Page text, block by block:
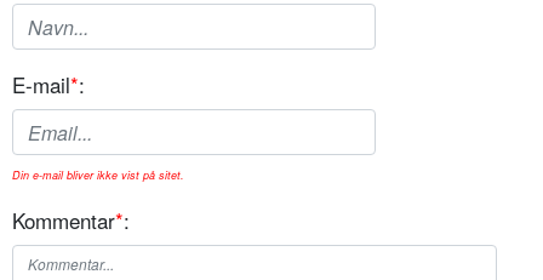
E-mail*:
Din e-mail bliver ikke vist på sitet.
Kommentar*: